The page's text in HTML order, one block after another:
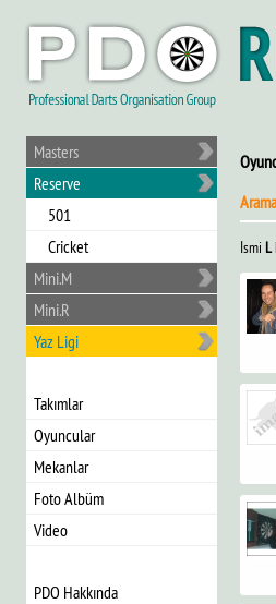
Masters
Reserve
501
Cricket
Mini.M
Mini.R
Yaz Ligi
Takımlar
Oyuncular
Mekanlar
Foto Albüm
Video
PDO Hakkında
İsmi L